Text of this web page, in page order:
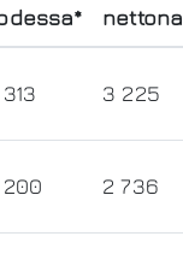
nettona
3 225
2 736